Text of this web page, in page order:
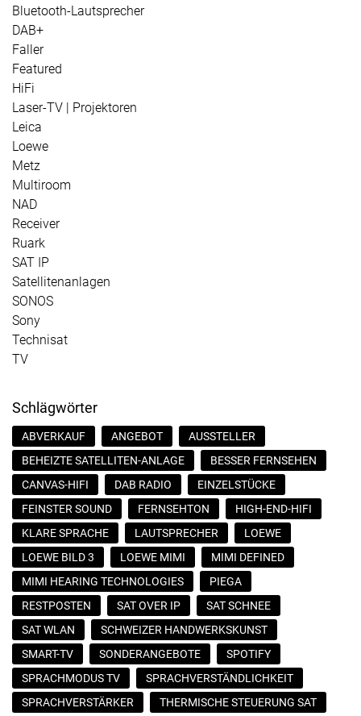
Bluetooth-Lautsprecher
DAB+
Faller
Featured
HiFi
Laser-TV | Projektoren
Leica
Loewe
Metz
Multiroom
NAD
Receiver
Ruark
SAT IP
Satellitenanlagen
SONOS
Sony
Technisat
TV
Schlägwörter
ABVERKAUF ANGEBOT
AUSSTELLER
BEHEIZTE SATELLITEN-ANLAGE
BESSER FERNSEHEN
CANVAS-HIFI
DAB RADIO
EINZELSTÜCKE
FEINSTER SOUND
FERNSEHTON
HIGH-END-HIFI
KLARE SPRACHE
LAUTSPRECHER
LOEWE
LOEWE BILD 3
LOEWE MIMI
MIMI DEFINED
MIMI HEARING TECHNOLOGIES
PIEGA
RESTPOSTEN
SAT OVER IP
SAT SCHNEE
SAT WLAN
SCHWEIZER HANDWERKSKUNST
SMART-TV
SONDERANGEBOTE
SPOTIFY
SPRACHMODUS TV
SPRACHVERSTÄNDLICHKEIT
SPRACHVERSTÄRKER
THERMISCHE STEUERUNG SAT